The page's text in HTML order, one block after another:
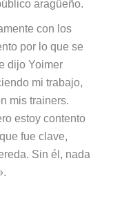
aragüeño.
con los
por lo que se
dijo Yoimer
mi trabajo,
mis trainers.
estoy contento
fue clave,
Sin él, nada